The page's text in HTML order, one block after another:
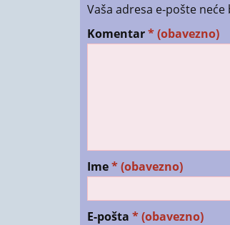
Vaša adresa e-pošte
Komentar* (obavezno)
Ime* (obavezno)
E-pošta * (obavezno)